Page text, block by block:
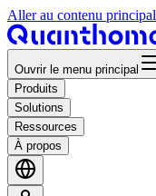
Aller au contenu principal
Ouvrir le menu principal
Produits
Solutions
Ressources
À propos